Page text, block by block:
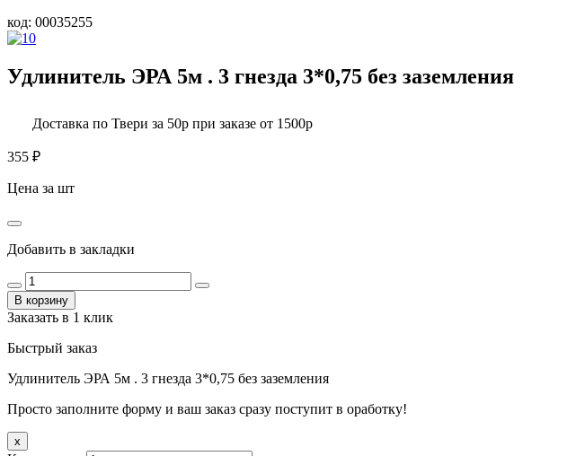
код: 00035255
Удлинитель ЭРА 5м . 3 гнезда 3*0,75 без заземления
Доставка по Твери за 50р при заказе от 1500р
355 ₽
Цена за шт
Добавить в закладки
В корзину
Заказать в 1 клик
Быстрый заказ
Удлинитель ЭРА 5м . 3 гнезда 3*0,75 без заземления
Просто заполните форму и ваш заказ сразу поступит в оработку!
x